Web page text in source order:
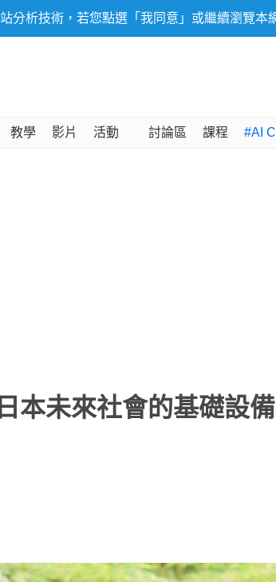
分析技術，若您點選「我同意」或繼續瀏覽本
教學 影片 活動 討論區 課程 #AI
本未來社會的基礎設備